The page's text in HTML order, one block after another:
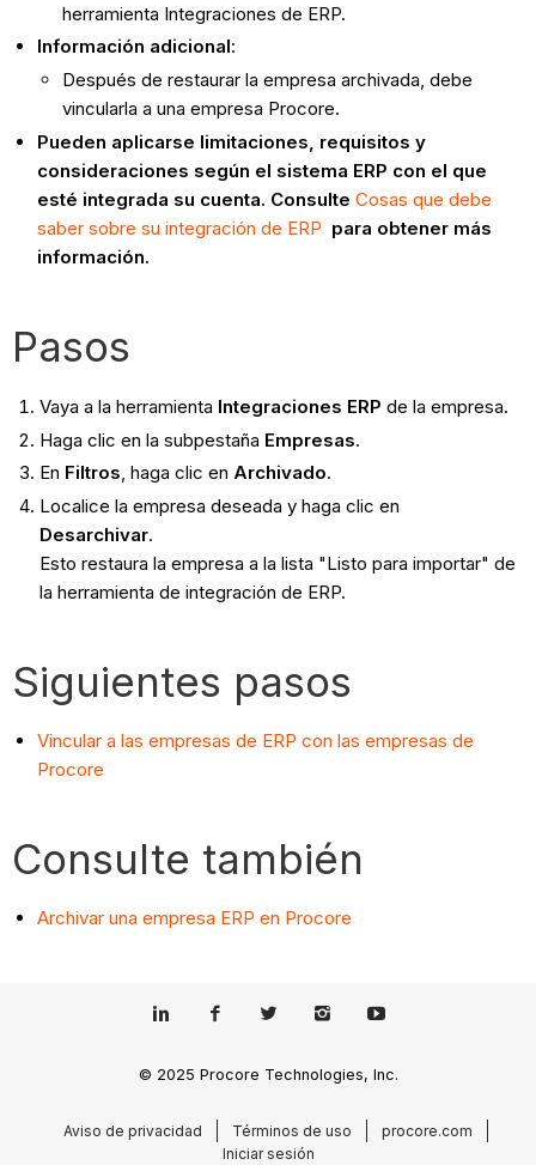
herramienta Integraciones de ERP.
Información adicional:
Después de restaurar la empresa archivada, debe
vincularla a una empresa Procore.
Pueden aplicarse limitaciones, requisitos y
consideraciones según el sistema ERP con el que
esté integrada su cuenta. ConsulteCosas que debe
saber sobre su integración de ERP para obtener más
información.
Pasos
Vaya a la herramienta Integraciones ERP de la empresa.
Haga clic en la subpestaña Empresas.
En Filtros, haga clic en Archivado.
Localice la empresa deseada y haga clic en
Desarchivar.
Esto restaura la empresa a la lista "Listo para importar" de
la herramienta de integración de ERP.
Siguientes pasos
Vincular a las empresas de ERP con las empresas de
Procore
Consulte también
Archivar una empresa ERP en Procore
© 2025 Procore Technologies, Inc.
Aviso de privacidad Términos de uso
procore.com
Iniciar sesión